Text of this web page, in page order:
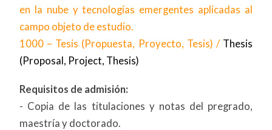
en la nube y tecnologías emergentes aplicadas al
campo objeto de estudio.
1000 – Tesis (Propuesta, Proyecto, Tesis) / Thesis
(Proposal, Project, Thesis)
Requisitos de admisión:
- Copia de las titulaciones y notas del pregrado,
maestría y doctorado.